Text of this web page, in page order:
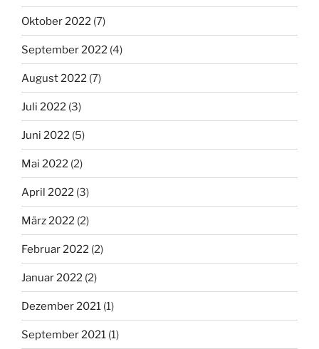
Oktober 2022 (7)
September 2022 (4)
August 2022 (7)
Juli 2022 (3)
Juni 2022 (5)
Mai 2022 (2)
April 2022 (3)
März 2022 (2)
Februar 2022 (2)
Januar 2022 (2)
Dezember 2021 (1)
September 2021 (1)